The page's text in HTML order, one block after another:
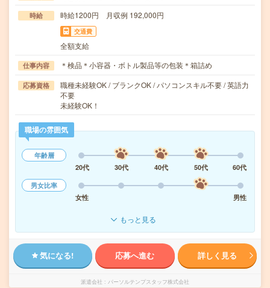
時給 時給1200円 月収例 192,000円
交通費
全額支給
仕事内容 ＊検品＊小容器・ボトル製品等の包装＊箱詰め
応募資格
職種未経験OK / ブランクOK / パソコンスキル不要 / 英語力
不要
未経験OK！
職場の雰囲気
年齢層
20代
30代 40代 50代
60代
男女比率
女性
男性
もっと見る
気になる! 応募へ進む 詳しく見る
派遣会社 パーソルテンプスタッフ株式会社